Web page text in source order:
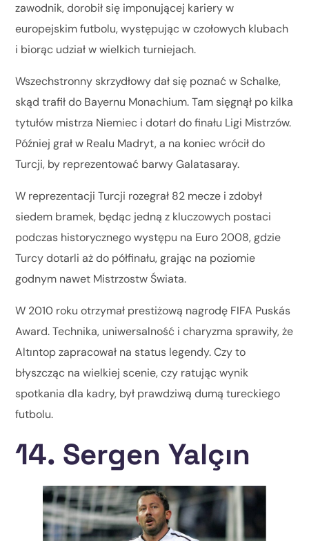
zawodnik, dorobił się imponującej kariery w
europejskim futbolu, występując w czołowych klubach
i biorąc udział w wielkich turniejach.
Wszechstronny skrzydłowy dał się poznać w Schalke,
skąd trafił do Bayernu Monachium. Tam sięgnął po kilka
tytułów mistrza Niemiec i dotarł do finału Ligi Mistrzów.
Później grał w Realu Madryt, a na koniec wrócił do
Turcji, by reprezentować barwy Galatasaray.
W reprezentacji Turcji rozegrał 82 mecze i zdobył
siedem bramek, będąc jedną z kluczowych postaci
podczas historycznego występu na Euro 2008, gdzie
Turcy dotarli aż do półfinału, grając na poziomie
godnym nawet Mistrzostw Świata.
W 2010 roku otrzymał prestiżową nagrodę FIFA Puskás
Award. Technika, uniwersalność i charyzma sprawiły, że
Altıntop zapracował na status legendy. Czy to
błyszcząc na wielkiej scenie, czy ratując wynik
spotkania dla kadry, był prawdziwą dumą tureckiego
futbolu.
14. Sergen Yalçın